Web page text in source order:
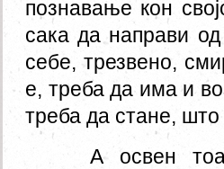
познавање кон
сака да направи
себе, трезвено,
е, треба да има и
треба да стане,
А освен